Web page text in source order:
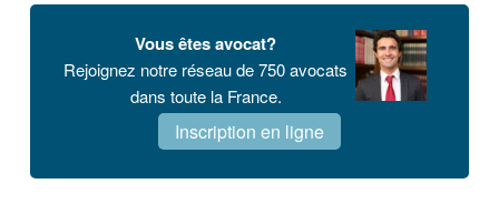
Vous êtes avocat?
Rejoignez notre réseau de 750 avocats
dans toute la France.
Inscription en ligne